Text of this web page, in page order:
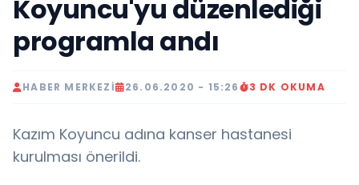
Koyuncu'yu düzenlediği
programla andı
HABER MERKEZI 26.06.2020 - 15:26 3 DK OKUMA
Kazım Koyuncu adına kanser hastanesi
kurulması önerildi.